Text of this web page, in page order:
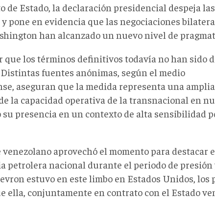
de Estado, la declaración presidencial despeja
pone en evidencia que las negociaciones
han alcanzado un nuevo nivel de
que los términos definitivos todavía no han sido
fuentes anónimas, según el medio
aseguran que la medida representa una
la capacidad operativa de la transnacional en
su presencia en un contexto de alta sensibilidad
aprovechó el momento para destacar
petrolera nacional durante el periodo de presión
estuvo en este limbo en Estados Unidos, los
ella, conjuntamente en contrato con el Estado